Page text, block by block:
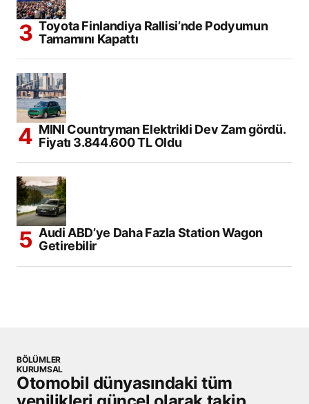
Toyota Finlandiya Rallisi’nde Podyumun
Tamamını Kapattı
MINI Countryman Elektrikli Dev Zam gördü.
Fiyatı 3.844.600 TL Oldu
Audi ABD’ye Daha Fazla Station Wagon
Getirebilir
BÖLÜMLER
KURUMSAL
Otomobil dünyasındaki tüm